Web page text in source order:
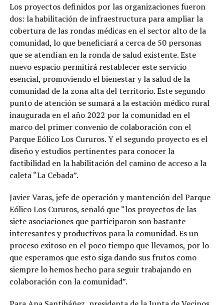
Los proyectos definidos por las organizaciones fueron
dos: la habilitación de infraestructura para ampliar la
cobertura de las rondas médicas en el sector alto de la
comunidad, lo que beneficiará a cerca de 50 personas
que se atendían en la ronda de salud existente. Este
nuevo espacio permitirá restablecer este servicio
esencial, promoviendo el bienestar y la salud de la
comunidad de la zona alta del territorio. Este segundo
punto de atención se sumará a la estación médico rural
inaugurada en el año 2022 por la comunidad en el
marco del primer convenio de colaboración con el
Parque Eólico Los Cururos. Y el segundo proyecto es el
diseño y estudios pertinentes para conocer la
factibilidad en la habilitación del camino de acceso a la
caleta “La Cebada”.
Javier Varas, jefe de operación y mantención del Parque
Eólico Los Cururos, señaló que “los proyectos de las
siete asociaciones que participaron son bastante
interesantes y productivos para la comunidad. Es un
proceso exitoso en el poco tiempo que llevamos, por lo
que esperamos que esto siga dando sus frutos como
siempre lo hemos hecho para seguir trabajando en
colaboración con la comunidad”.